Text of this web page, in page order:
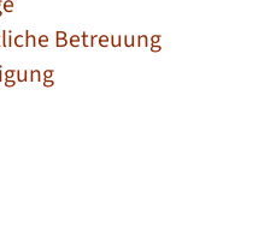
Betreuung